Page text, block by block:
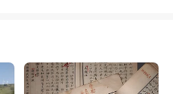
림뻬로 그에 해당하
Mussolini, Head
and Founder